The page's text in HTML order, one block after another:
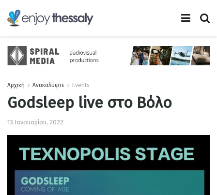
Αρχική Ανακαλύψτε Events
Godsleep live στο Βόλο
13 Ιανουαρίου, 2022